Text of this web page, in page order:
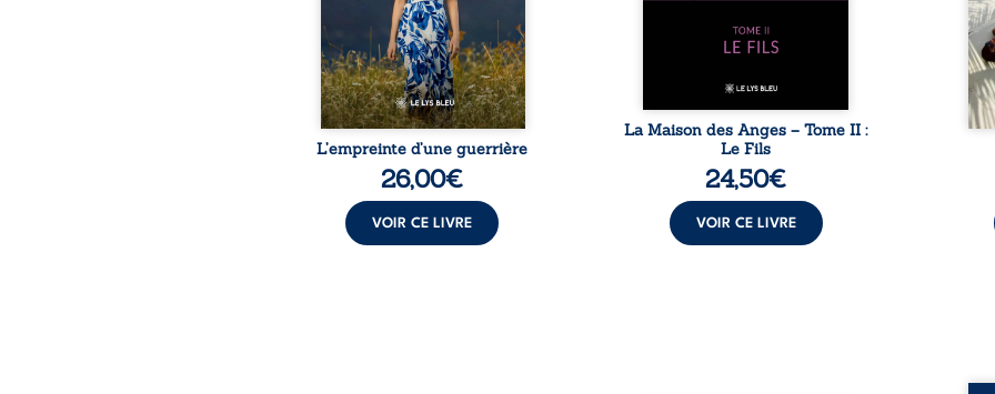
peur, l’isolement, l’épuisement
et le sentiment de ne pas ...
L’empreinte d’une guerrière
26,00€
VOIR CE LIVRE
puissance de Gauthier. Mais
comment dompter cet enfant
avant qu’il ...
La Maison des Anges – Tome II :
Le Fils
24,50€
VOIR CE LIVRE